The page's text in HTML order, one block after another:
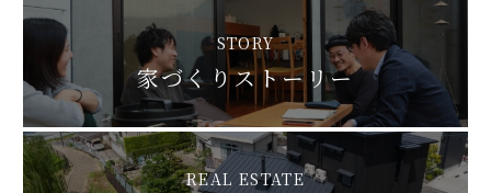
STORY
家づくりストーリー
REAL ESTATE